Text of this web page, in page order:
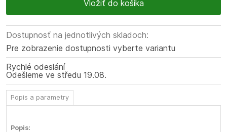
Dostupnosť na jednotlivých skladoch:
Pre zobrazenie dostupnosti vyberte variantu
Rychlé odeslání
Odešleme ve středu 19.08.
Popis a parametry
Popis: